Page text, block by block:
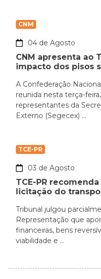
CNM
04 de Agosto
CNM apresenta ao
impacto dos pisos
A Confederação
reunida nesta terça-
representantes da
Externo (Segecex) ...
TCE-PR
03 de Agosto
TCE-PR
licitação do
Tribunal julgou
Representação que
financeiras, bens
viabilidade e ...